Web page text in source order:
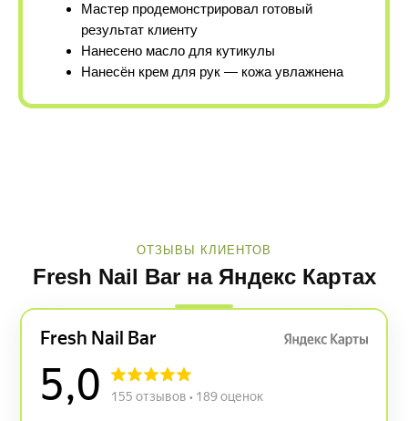
Мастер продемонстрировал готовый
результат клиенту
Нанесено масло для кутикулы
Нанесён крем для рук — кожа увлажнена
ОТЗЫВЫ КЛИЕНТОВ
Fresh Nail Bar на Яндекс Картах